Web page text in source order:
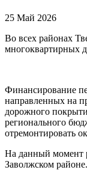
25 Май 2026
Во всех районах
многоквартирных
Финансирование
направленных на
дорожного
регионального
отремонтировать
На данный момент
Заволжском районе.